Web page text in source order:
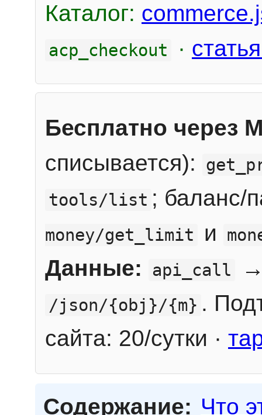
Каталог:
acp_checkout ·
Бесплатно через
списывается):
tools/list ; баланс/
money/get_limit и
Данные: api_call
/json/{obj}/{m} .
сайта: 20/сутки ·
Содержание: Что